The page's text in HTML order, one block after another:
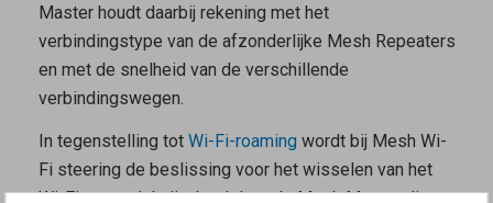
Masterhoudt daarbij rekening met het
verbindingstype van de afzonderlijke Mesh Repeaters
en met de snelheid van de verschillende
verbindingswegen.
In tegenstelling tot Wi-Fi-roaming wordt bij Mesh Wi-
Fi steering de beslissing voor het wisselen van het
Wi-Fi-netwerk beïnvloed door deMesh Masterdie